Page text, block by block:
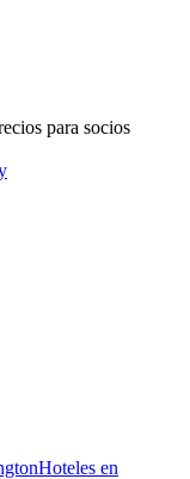
para socios
Hoteles en